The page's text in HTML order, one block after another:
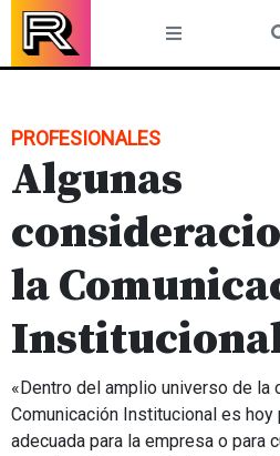
Skip
content
PROFESIONALES
Algunas
la
«Dentro del amplio universo de la
Comunicación Institucional es
adecuada para la empresa o para